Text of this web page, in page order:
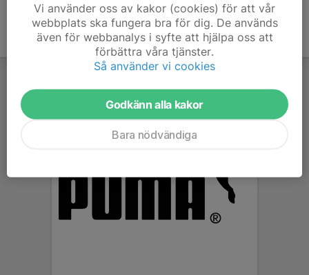
Vi använder oss av kakor (cookies) för att vår
webbplats ska fungera bra för dig. De används
även för webbanalys i syfte att hjälpa oss att
förbättra våra tjänster.
Så använder vi cookies
Godkänn alla kakor
Bara nödvändiga